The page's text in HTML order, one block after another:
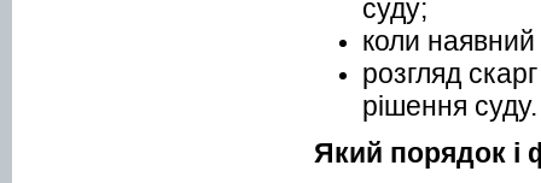
суду;
коли наявний
розгляд
рішення суду.
Який порядок і